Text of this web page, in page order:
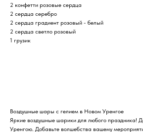
2 конфетти розовые сердца
2 сердца серебро
2 сердца градиент розовый - белый
2 сердца светло розовый
1 грузик
Воздушные шары с гелием в Новом Уренгое
Яркие воздушные шарики для любого праздника!
Уренгою. Добавьте волшебства вашему